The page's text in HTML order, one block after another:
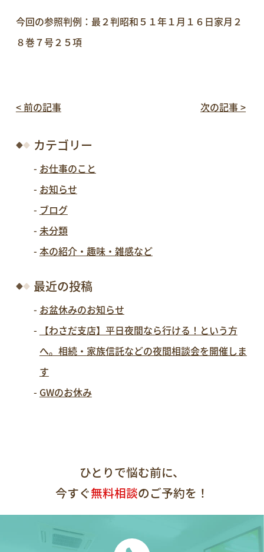
今回の参照判例：最２判昭和５１年１月１６日家月２
８巻７号２５項
< 前の記事 次の記事 >
カテゴリー
お仕事のこと
お知らせ
ブログ
未分類
本の紹介・趣味・雑感など
最近の投稿
お盆休みのお知らせ
【わさだ支店】平日夜間なら行ける！という方
へ。相続・家族信託などの夜間相談会を開催しま
す
GWのお休み
ひとりで悩む前に、
今すぐ無料相談のご予約を！